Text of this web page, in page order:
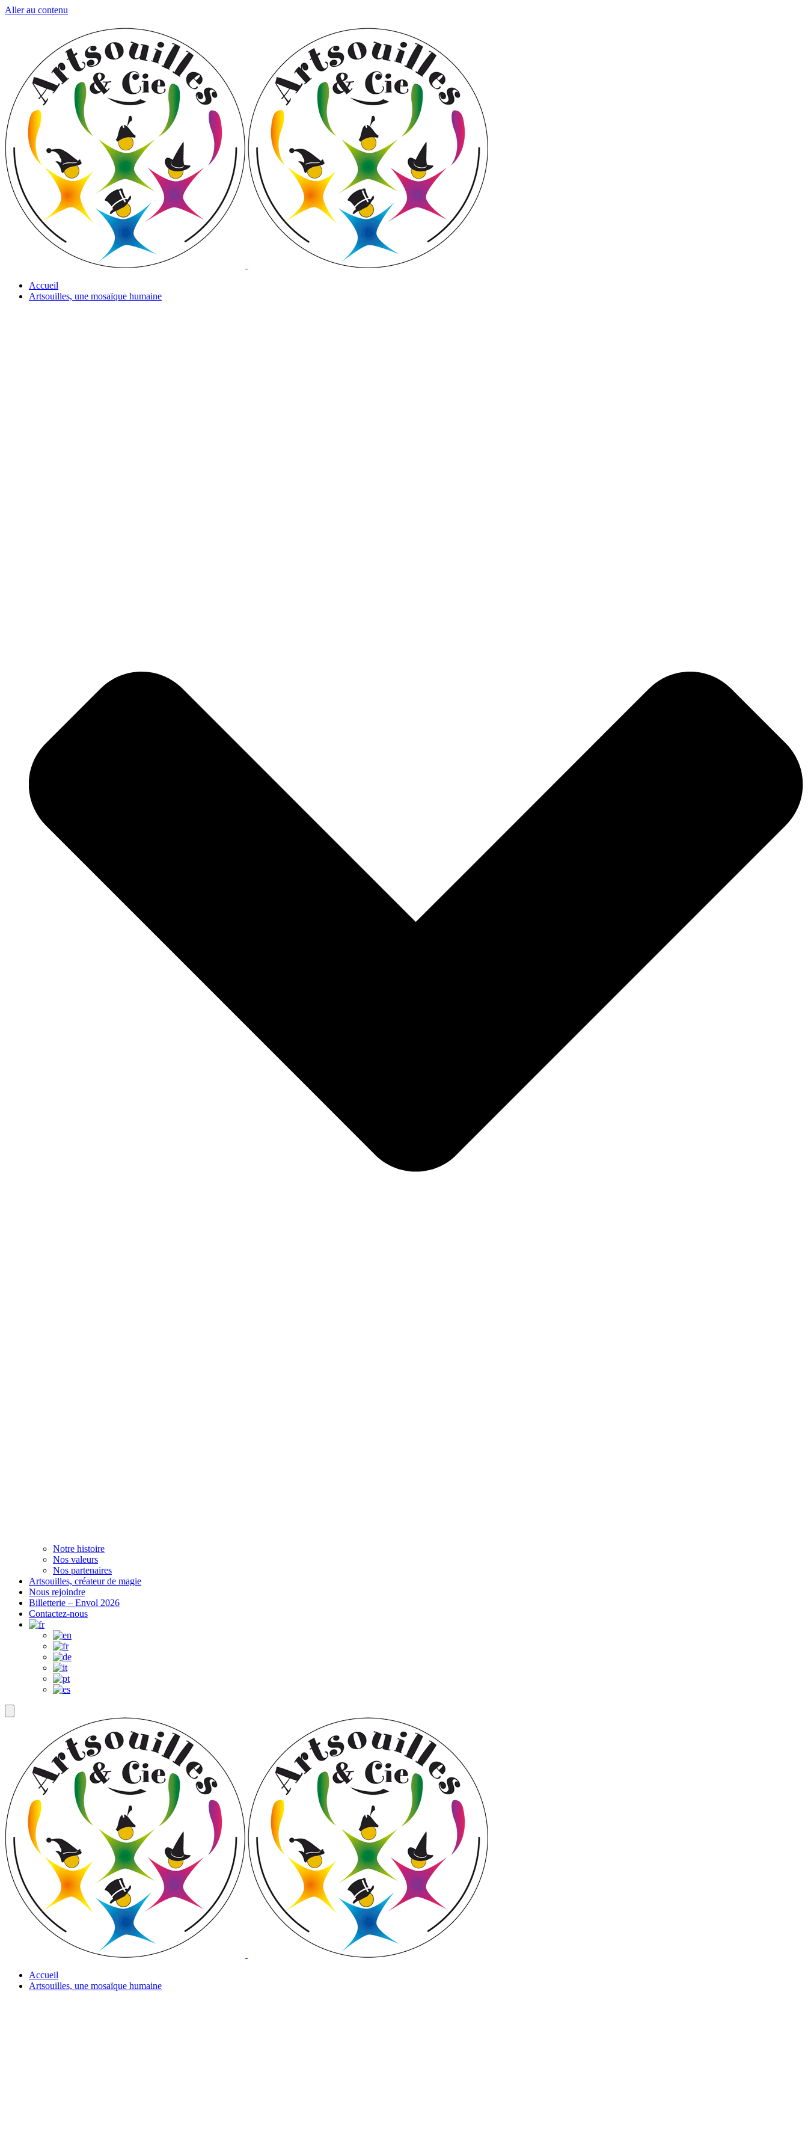
Aller au contenu
Accueil
Artsouilles, une mosaïque humaine
Notre histoire
Nos valeurs
Nos partenaires
Artsouilles, créateur de magie
Nous rejoindre
Billetterie – Envol 2026
Contactez-nous
Accueil
Artsouilles, une mosaïque humaine